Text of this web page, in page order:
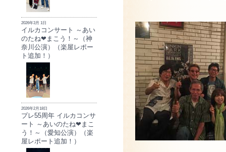
2026年3月 1日
イルカコンサート ～あい
のたね❤まこう！～（神
奈川公演）（楽屋レポー
ト追加！）
2026年2月18日
プレ55周年 イルカコンサ
ート ～あいのたね❤まこ
う！～（愛知公演）（楽
屋レポート追加！）